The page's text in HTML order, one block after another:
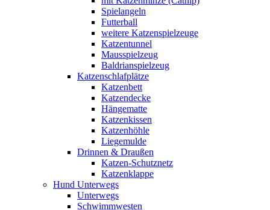
Spielangeln
Futterball
weitere Katzenspielzeuge
Katzentunnel
Mausspielzeug
Baldrianspielzeug
Katzenschlafplätze
Katzenbett
Katzendecke
Hängematte
Katzenkissen
Katzenhöhle
Liegemulde
Drinnen & Draußen
Katzen-Schutznetz
Katzenklappe
Hund Unterwegs
Unterwegs
Schwimmwesten